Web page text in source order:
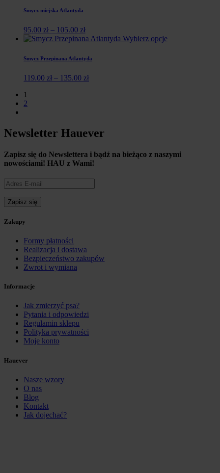
Smycz miejska Atlantyda
95.00 zł – 105.00 zł
Wybierz opcje
Smycz Przepinana Atlantyda
119.00 zł – 135.00 zł
1
2
Newsletter Hauever
Zapisz się do Newslettera i bądź na bieżąco z naszymi
nowościami! HAU z Wami!
Zakupy
Formy płatności
Realizacja i dostawa
Bezpieczeństwo zakupów
Zwrot i wymiana
Informacje
Jak zmierzyć psa?
Pytania i odpowiedzi
Regulamin sklepu
Polityka prywatności
Moje konto
Hauever
Nasze wzory
O nas
Blog
Kontakt
Jak dojechać?